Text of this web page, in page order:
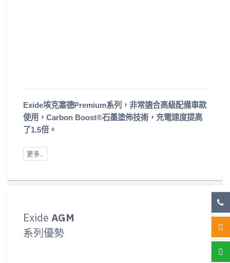
Exide埃克塞德Premium系列，非常適合高級配備車款
使用，Carbon Boost®石墨塗佈技術，充電速度提高
了1.5倍。
Exide AGM
系列優勢